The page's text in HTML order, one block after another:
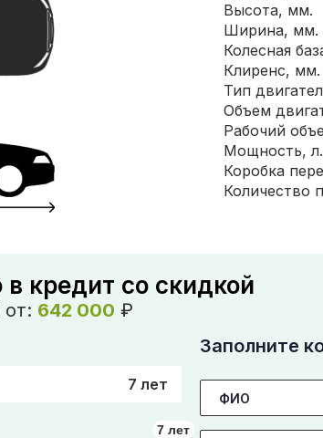
Высота, мм.
Ширина, мм.
Клиренс, мм.
Тип
Коробка
в кредит со скидкой
от: 642 000 ₽
7 лет
7 лет
Заполните